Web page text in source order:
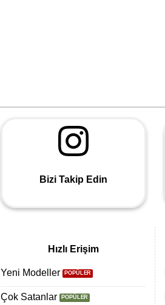
Bizi Takip Edin
Hızlı Erişim
Yeni Modeller
Çok Satanlar